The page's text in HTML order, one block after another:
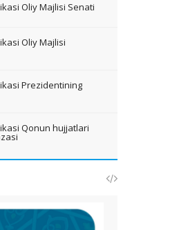
Oliy Majlisi Senati
Oliy Majlisi
Prezidentining
Qonun hujjatlari